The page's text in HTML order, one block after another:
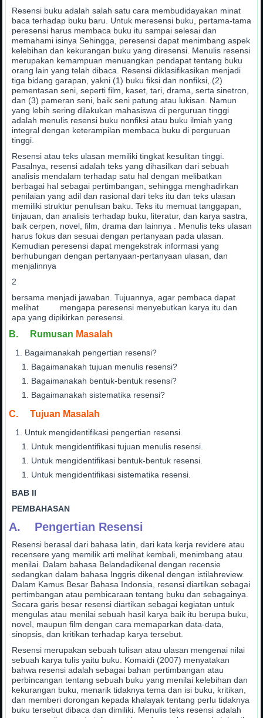
Resensi buku adalah salah satu cara membudidayakan minat
baca terhadap buku baru. Untuk meresensi buku, pertama-tama
peresensi harus membaca buku itu sampai selesai dan
memahami isinya Sehingga, peresensi dapat menimbang aspek
kelebihan dan kekurangan buku yang diresensi. Menulis resensi
merupakan kemampuan menuangkan pendapat tentang buku
orang lain yang telah dibaca. Resensi diklasifikasikan menjadi
tiga bidang garapan, yakni (1) buku fiksi dan nonfiksi, (2)
pementasan seni, seperti film, kaset, tari, drama, serta sinetron,
dan (3) pameran seni, baik seni patung atau lukisan. Namun
yang lebih sering dilakukan mahasiswa di perguruan tinggi
adalah menulis resensi buku nonfiksi atau buku ilmiah yang
integral dengan keterampilan membaca buku di perguruan
tinggi.
Resensi atau teks ulasan memiliki tingkat kesulitan tinggi.
Pasalnya, resensi adalah teks yang dihasilkan dari sebuah
analisis mendalam terhadap satu hal dengan melibatkan
berbagai hal sebagai pertimbangan, sehingga menghadirkan
penilaian yang adil dan rasional dari teks itu dan teks ulasan
memiliki struktur penulisan baku. Teks itu memuat tanggapan,
tinjauan, dan analisis terhadap buku, literatur, dan karya sastra,
baik cerpen, novel, film, drama dan lainnya . Menulis teks ulasan
harus fokus dan sesuai dengan pertanyaan pada ulasan.
Kemudian peresensi dapat mengekstrak informasi yang
berhubungan dengan pertanyaan-pertanyaan ulasan, dan
menjalinnya
2
bersama menjadi jawaban. Tujuannya, agar pembaca dapat
melihat mengapa peresensi menyebutkan karya itu dan
apa yang dipikirkan peresensi.
B. Rumusan Masalah
Bagaimanakah pengertian resensi?
Bagaimanakah tujuan menulis resensi?
Bagaimanakah bentuk-bentuk resensi?
Bagaimanakah sistematika resensi?
C. Tujuan Masalah
Untuk mengidentifikasi pengertian resensi.
Untuk mengidentifikasi tujuan menulis resensi.
Untuk mengidentifikasi bentuk-bentuk resensi.
Untuk mengidentifikasi sistematika resensi.
BAB II
PEMBAHASAN
A. Pengertian Resensi
Resensi berasal dari bahasa latin, dari kata kerja revidere atau
recensere yang memilik arti melihat kembali, menimbang atau
menilai. Dalam bahasa Belandadikenal dengan recensie
sedangkan dalam bahasa Inggris dikenal dengan istilahreview.
Dalam Kamus Besar Bahasa Indonsia, resensi diartikan sebagai
pertimbangan atau pembicaraan tentang buku dan sebagainya.
Secara garis besar resensi diartikan sebagai kegiatan untuk
mengulas atau menilai sebuah hasil karya baik itu berupa buku,
novel, maupun film dengan cara memaparkan data-data,
sinopsis, dan kritikan terhadap karya tersebut.
Resensi merupakan sebuah tulisan atau ulasan mengenai nilai
sebuah karya tulis yaitu buku. Komaidi (2007) menyatakan
bahwa resensi adalah sebagai bahan pertimbangan atau
perbincangan tentang sebuah buku yang menilai kelebihan dan
kekurangan buku, menarik tidaknya tema dan isi buku, kritikan,
dan memberi dorongan kepada khalayak tentang perlu tidaknya
buku tersebut dibaca dan dimiliki. Menulis teks resensi adalah